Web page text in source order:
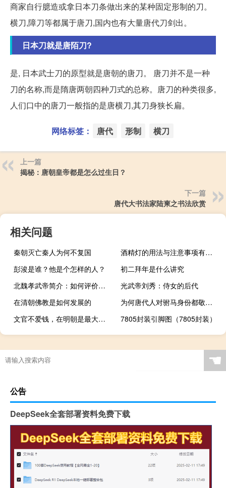
商家自行臆造或拿日本刀条做出来的某种固定形制的刀。
横刀,障刀等都属于唐刀,国内也有大量唐代刀剑出。
日本刀就是唐陌刀?
是, 日本武士刀的原型就是唐朝的唐刀。 唐刀并不是一种
刀的名称,而是隋唐两朝四种刀式的总称。唐刀的种类很多,
人们口中的唐刀一般指的是唐横刀,其刀身狭长扁。
网络标签： 唐代 形制 横刀
上一篇
揭秘：唐朝皇帝都是怎么过生日？
下一篇
唐代大书法家陆柬之书法欣赏
相关问题
秦朝灭亡秦人为何不复国
酒精灯的用法与注意事项有哪些（酒精灯的用法与注意事项）
彭浚是谁？他是个怎样的人？
初二拜年是什么讲究
北魏孝武帝简介：如何评价北魏孝武帝西迁？
光武帝刘秀：侍女的后代
在清朝佛教是如何发展的
为何唐代人对驸马身份都敬而远之？
文官不爱钱，在明朝是最大的谎言
7805封装引脚图（7805封装）
☚
公告
DeepSeek全套部署资料免费下载